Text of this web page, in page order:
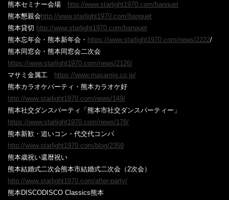
熊本セミナー会場
http://www.starlight1970.com/banquet
熊本懇親会http://www.starlight1970.com/banquet
熊本貸切 http://www.starlight1970.com/banquet‎
熊本忘年会 ‎・ 熊本新年会・ https://www.starlight1970.com/news/2222/
熊本同窓会・熊本同窓会二次会
https://www.starlight1970.com/news/2126/
マサミ金属工
https://www.masamig.co.jp/
熊本カラオケパーティ・熊本カラオケ好
http://www.starlight1970.com/news/149/
熊本社交ダンスパーティ「熊本市社交ダンスパーティー」
https://www.starlight1970.com/news/178/
熊本新歓・追いコン・代交代コンパ
http://www.starlight1970.com/blog/2359
熊本歳祝い還暦祝い
熊本結婚式二次会熊本市結婚式二次会（2次会）
http://www.starlight1970.com/after-party/
熊本DISCODISCO Classics熊本